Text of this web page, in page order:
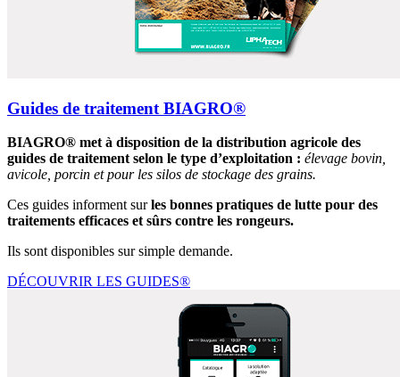
Guides de traitement BIAGRO®
BIAGRO® met à disposition de la distribution agricole des
guides de traitement selon le type d’exploitation : élevage bovin,
avicole, porcin et pour les silos de stockage des grains.
Ces guides informent surles bonnes pratiques de lutte pour des
traitements efficaces et sûrs contre les rongeurs.
Ils sont disponibles sur simple demande.
DÉCOUVRIR LES GUIDES®